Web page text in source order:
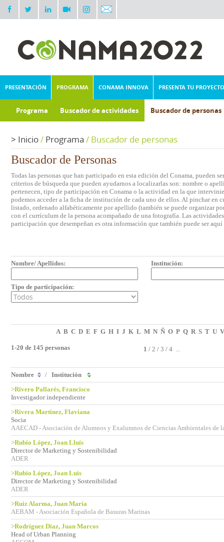
PRESENTACIÓN PROGRAMA CONAMA INNOVA PRESENTA TU PROYECTO
Programa Buscador de actividades Buscador de personas
> Inicio/ Programa / Buscador de personas
Buscador de Personas
Todas las personas que han participado en esta edición del Conama, pueden
criterios de búsqueda que pueden ayudarnos a localizarlas son: nombre o
pertenecen, tipo de participación en Conama o la actividad en la que
podemos acceder a la ficha de institución de cada uno de ellos. Al pinchar en
listado, ordenado alfabéticamente por apellido (también se puede organizar
con el currículum de la persona acompañado de una fotografía. Las
participación que desempeñan es otra información que también puede ser
Nombre/ Apellidos: Institución:
Tipo de participación:
A B C D E F G H I J K L M N Ñ O P Q R S T U V
1-20 de 145 personas 1 / 2 / 3 / 4 ...
Nombre / Institución
>Rivero Pallarés, Francisco
Investigador independiente
>Rivera Martínez, Flaviana
Socia
AAECAD - Asociación de Alumnos y Exalumnos de Ciencias Ambientales de
>Rubio López, Joan Lluís
Director de Marketing y Sostenibilidad
ADER
>Rubio López, Joan Luis
Director de Marketing y Sostenibilidad
ADER
>Ruiz Alarma, Juan María
AEBAM - Asociación Española de Basuras Marinas
>Rodríguez Díaz, Juan Marcos
Head of Urban Planning